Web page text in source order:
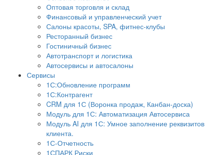
Оптовая торговля и склад
Финансовый и управленческий учет
Салоны красоты, SPA, фитнес-клубы
Ресторанный бизнес
Гостиничный бизнес
Автотранспорт и логистика
Автосервисы и автосалоны
Сервисы
1С:Обновление программ
1С:Контрагент
CRM для 1С (Воронка продаж, Канбан-доска)
Модуль для 1С: Автоматизация Автосервиса
Модуль AI для 1С: Умное заполнение реквизитов
клиента.
1С-Отчетность
1СПАРК Риски